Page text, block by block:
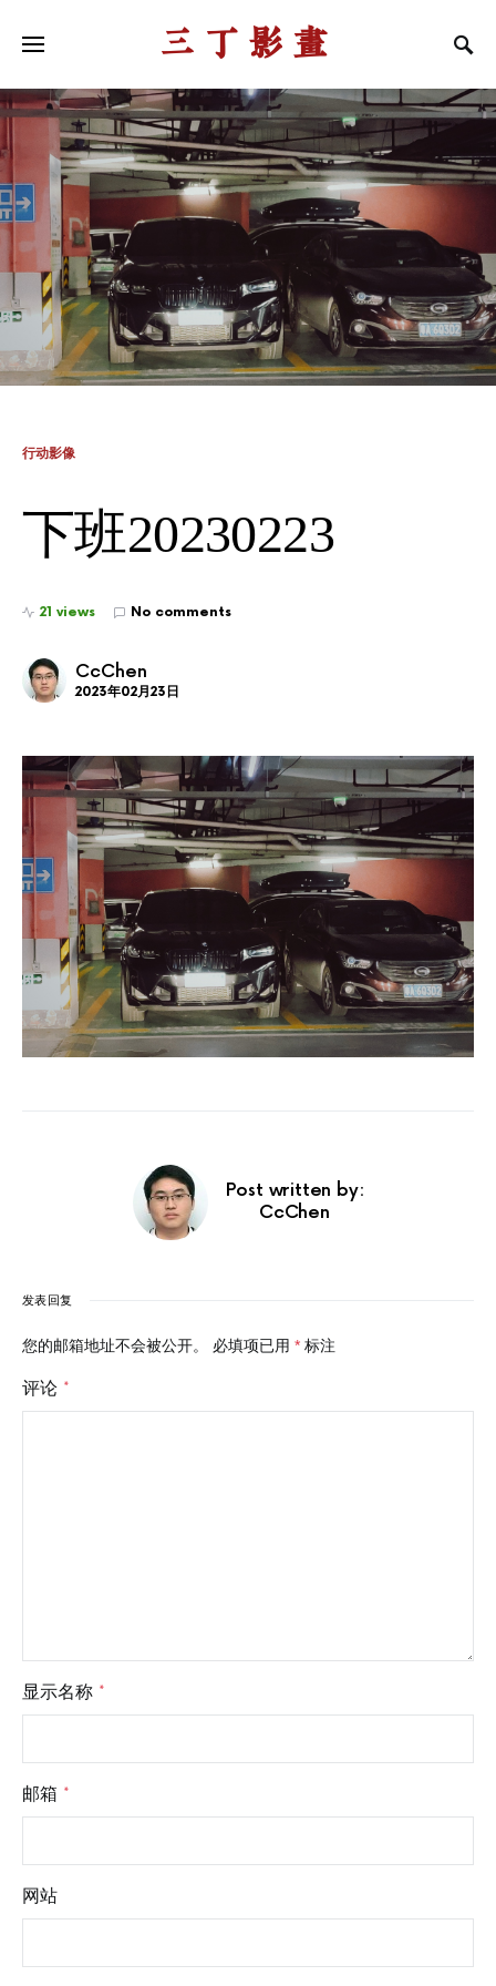
三丁影画
行动影像
下班20230223
21 views No comments
CcChen
2023年02月23日
Post written by:
CcChen
发表回复
您的邮箱地址不会被公开。 必填项已用 * 标注
评论 *
显示名称 *
邮箱 *
网站